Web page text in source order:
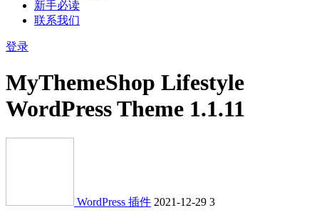
新手必读
联系我们
登录
MyThemeShop Lifestyle
WordPress Theme 1.1.11
WordPress 插件 2021-12-29 3